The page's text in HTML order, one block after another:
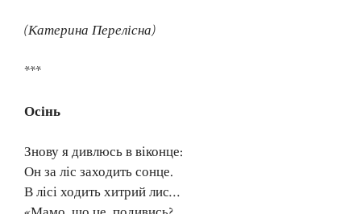
(Катерина Перелісна)
***
Осінь
Знову я дивлюсь в віконце:
Он за ліс заходить сонце.
В лісі ходить хитрий лис…